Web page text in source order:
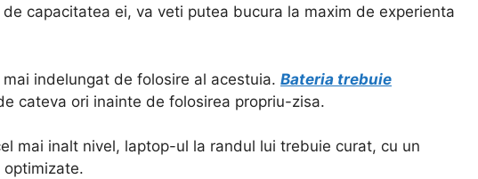
capacitatea ei, va veti putea bucura la maxim de experienta
indelungat de folosire al acestuia. Bateria trebuie
cateva ori inainte de folosirea propriu-zisa.
mai inalt nivel, laptop-ul la randul lui trebuie curat, cu un